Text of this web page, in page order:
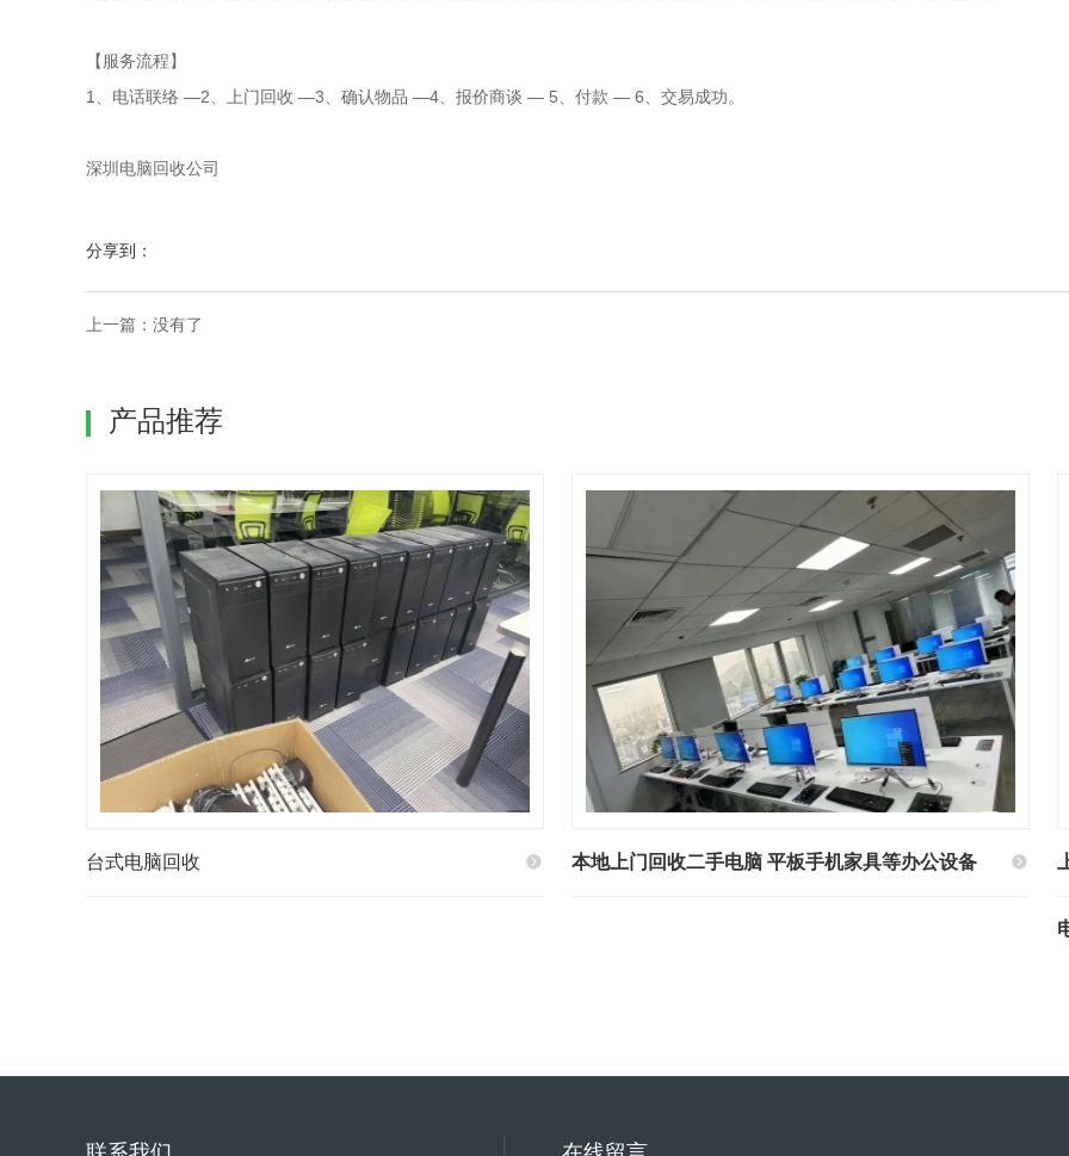
【服务流程】
1、电话联络 —2、上门回收 —3、确认物品 —4、报价商谈 — 5、付款 — 6、交易成功。
深圳电脑回收公司
分享到：
上一篇：没有了
产品推荐
台式电脑回收 本地上门回收二手电脑 平板手机家具等办公设备